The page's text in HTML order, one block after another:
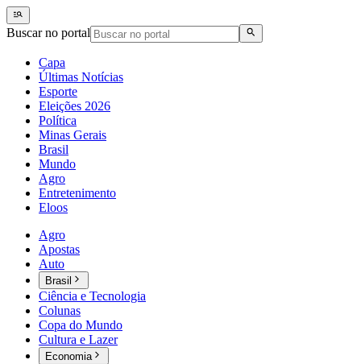
Buscar no portal
Capa
Últimas Notícias
Esporte
Eleições 2026
Política
Minas Gerais
Brasil
Mundo
Agro
Entretenimento
Eloos
Agro
Apostas
Auto
Brasil
Ciência e Tecnologia
Colunas
Copa do Mundo
Cultura e Lazer
Economia